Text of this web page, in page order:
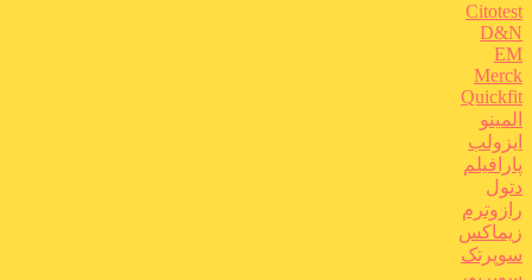
Citotest
D&N
EM
Merck
Quickfit
المینو
ایزولب
پارافیلم
دتول
رازوترم
زیماکس
سوپرتک